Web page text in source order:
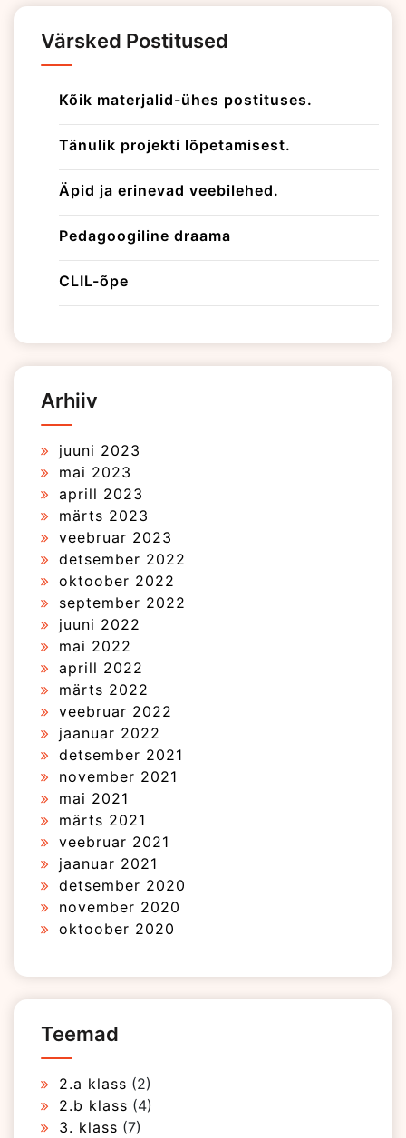
Värsked Postitused
Kõik materjalid-ühes postituses.
Tänulik projekti lõpetamisest.
Äpid ja erinevad veebilehed.
Pedagoogiline draama
CLIL-õpe
Arhiiv
juuni 2023
mai 2023
aprill 2023
märts 2023
veebruar 2023
detsember 2022
oktoober 2022
september 2022
juuni 2022
mai 2022
aprill 2022
märts 2022
veebruar 2022
jaanuar 2022
detsember 2021
november 2021
mai 2021
märts 2021
veebruar 2021
jaanuar 2021
detsember 2020
november 2020
oktoober 2020
Teemad
2.a klass (2)
2.b klass (4)
3. klass (7)